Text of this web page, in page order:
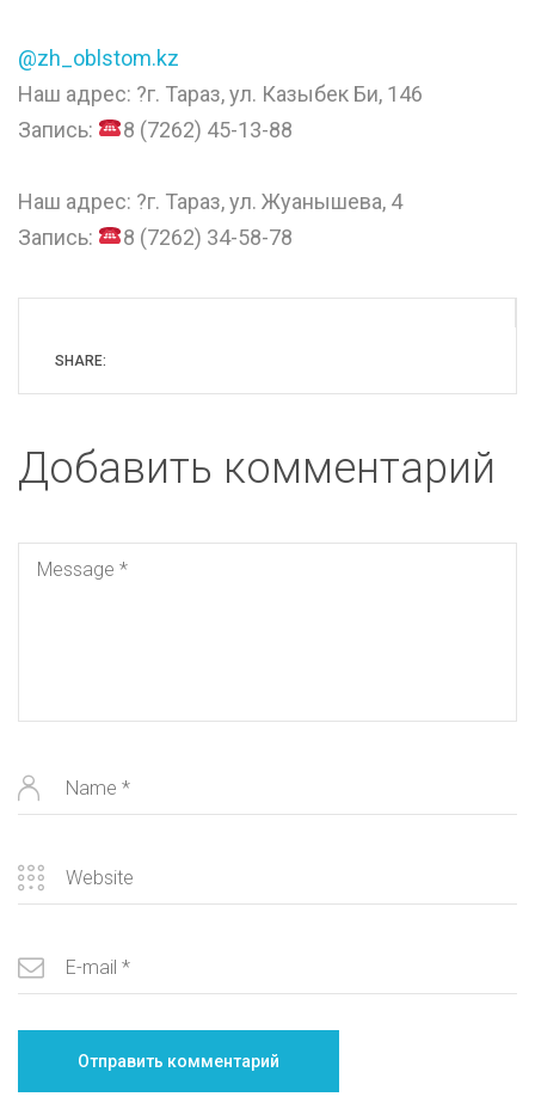
@zh_oblstom.kz
Наш адрес: ?г. Тараз, ул. Казыбек Би, 146
Запись:
8 (7262) 45-13-88
Наш адрес: ?г. Тараз, ул. Жуанышева, 4
Запись:
8 (7262) 34-58-78
SHARE:
Добавить комментарий